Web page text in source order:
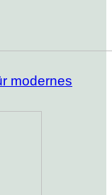
modernes